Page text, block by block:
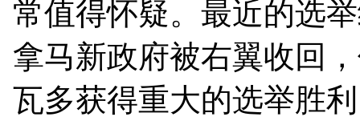
常值得怀疑。最近的选
拿马新政府被右翼收回
瓦多获得重大的选举胜